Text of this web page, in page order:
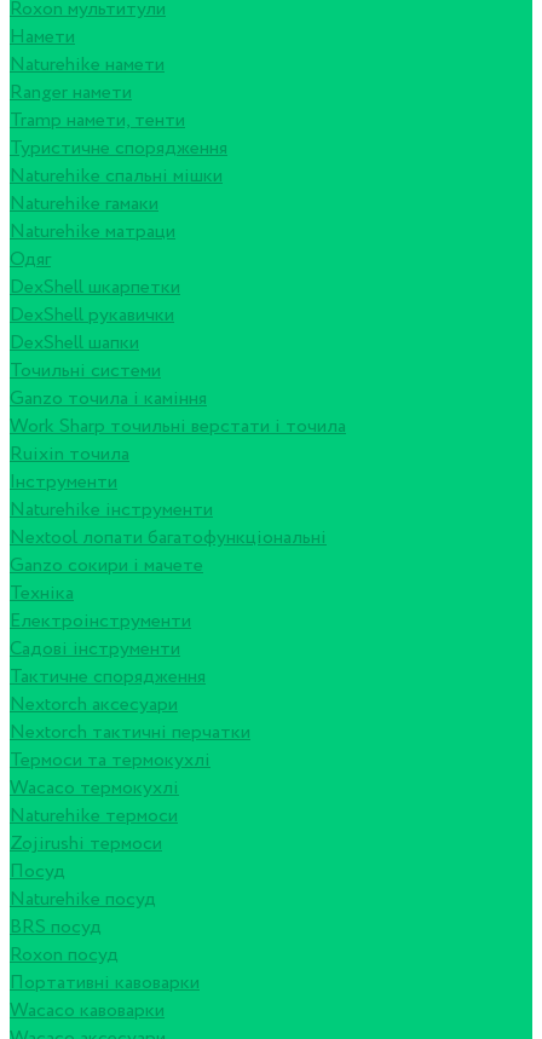
Roxon мультитули
Намети
Naturehike намети
Ranger намети
Tramp намети, тенти
Туристичне спорядження
Naturehike спальні мішки
Naturehike гамаки
Naturehike матраци
Одяг
DexShell шкарпетки
DexShell рукавички
DexShell шапки
Точильні системи
Ganzo точила і каміння
Work Sharp точильні верстати і точила
Ruixin точила
Інструменти
Naturehike інструменти
Nextool лопати багатофункціональні
Ganzo сокири і мачете
Техніка
Електроінструменти
Садові інструменти
Тактичне спорядження
Nextorch аксесуари
Nextorch тактичні перчатки
Термоси та термокухлі
Wacaco термокухлі
Naturehike термоси
Zojirushi термоси
Посуд
Naturehike посуд
BRS посуд
Roxon посуд
Портативні кавоварки
Wacaco кавоварки